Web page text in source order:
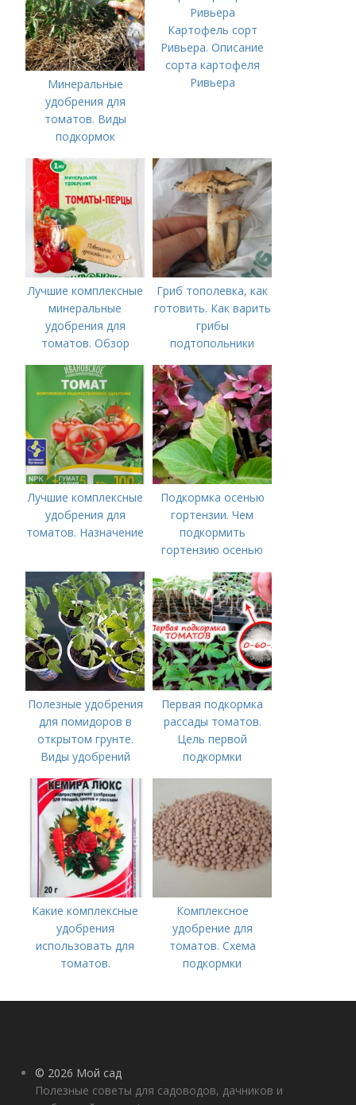
Минеральные
удобрения для
томатов. Виды
подкормок
Картофель сорт
Ривьера. Описание
сорта картофеля
Ривьера
Лучшие комплексные
минеральные
удобрения для
томатов. Обзор
удобрений для
томатов: правила
внесения в почву
Гриб тополевка, как
готовить. Как варить
грибы
подтопольники
Лучшие комплексные
удобрения для
томатов. Назначение
Подкормка осенью
гортензии. Чем
подкормить
гортензию осенью
Полезные удобрения
для помидоров в
открытом грунте.
Виды удобрений
Первая подкормка
рассады томатов.
Цель первой
подкормки
Какие комплексные
удобрения
использовать для
томатов.
комплексные
Комплексное
удобрение для
томатов. Схема
подкормки
рассады до сбора
© 2026 Мой сад
Полезные советы для садоводов, дачников и